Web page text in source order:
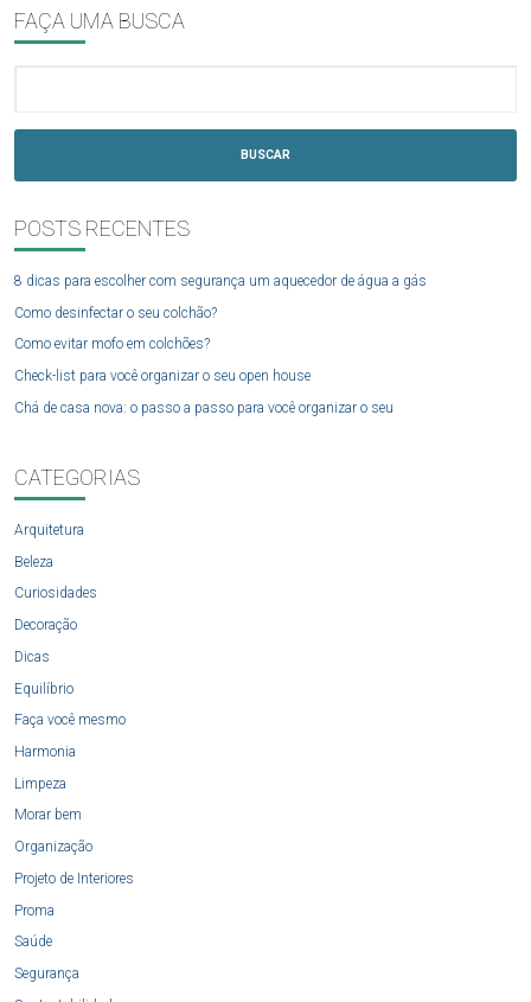
FAÇA UMA BUSCA
BUSCAR
POSTS RECENTES
8 dicas para escolher com segurança um aquecedor de água a gás
Como desinfectar o seu colchão?
Como evitar mofo em colchões?
Check-list para você organizar o seu open house
Chá de casa nova: o passo a passo para você organizar o seu
CATEGORIAS
Arquitetura
Beleza
Curiosidades
Decoração
Dicas
Equilíbrio
Faça você mesmo
Harmonia
Limpeza
Morar bem
Organização
Projeto de Interiores
Proma
Saúde
Segurança